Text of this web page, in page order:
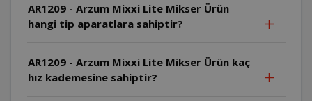
AR1209 - Arzum Mixxi Lite Mikser Ürün
hangi tip aparatlara sahiptir?
AR1209 - Arzum Mixxi Lite Mikser Ürün kaç
hız kademesine sahiptir?